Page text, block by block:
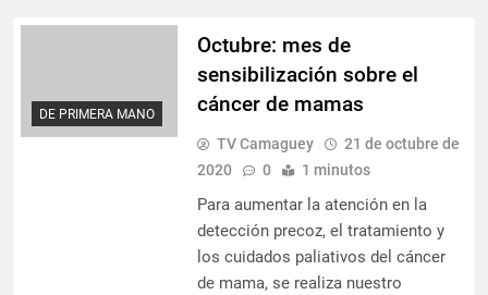
DE PRIMERA MANO
Octubre: mes de
sensibilización sobre el
cáncer de mamas
TV Camaguey
21 de octubre de
2020
0 1 minutos
Para aumentar la atención en la
detección precoz, el tratamiento y
los cuidados paliativos del cáncer
de mama, se realiza nuestro